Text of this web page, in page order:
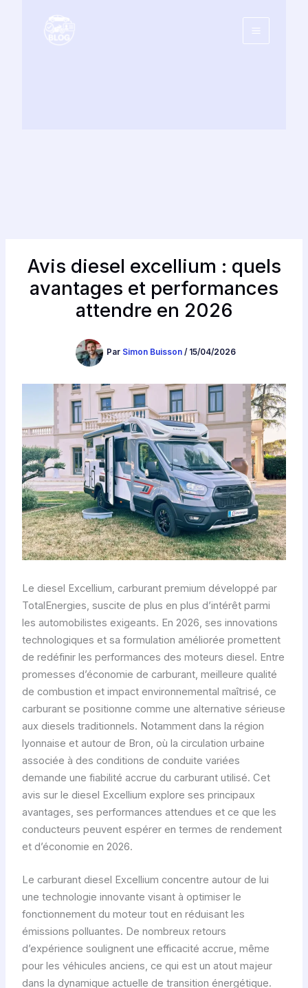
Avis diesel excellium : quels
avantages et performances
attendre en 2026
Par Simon Buisson / 15/04/2026
Le diesel Excellium, carburant premium développé par
TotalEnergies, suscite de plus en plus d’intérêt parmi
les automobilistes exigeants. En 2026, ses innovations
technologiques et sa formulation améliorée promettent
de redéfinir les performances des moteurs diesel. Entre
promesses d’économie de carburant, meilleure qualité
de combustion et impact environnemental maîtrisé, ce
carburant se positionne comme une alternative sérieuse
aux diesels traditionnels. Notamment dans la région
lyonnaise et autour de Bron, où la circulation urbaine
associée à des conditions de conduite variées
demande une fiabilité accrue du carburant utilisé. Cet
avis sur le diesel Excellium explore ses principaux
avantages, ses performances attendues et ce que les
conducteurs peuvent espérer en termes de rendement
et d’économie en 2026.
Le carburant diesel Excellium concentre autour de lui
une technologie innovante visant à optimiser le
fonctionnement du moteur tout en réduisant les
émissions polluantes. De nombreux retours
d’expérience soulignent une efficacité accrue, même
pour les véhicules anciens, ce qui est un atout majeur
dans la dynamique actuelle de transition énergétique.